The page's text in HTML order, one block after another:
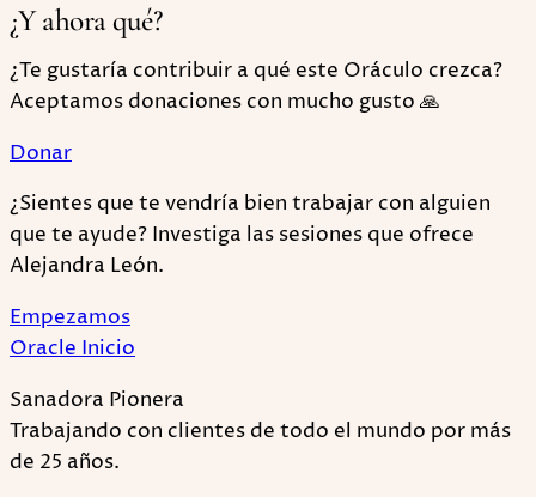
¿Y ahora qué?
¿Te gustaría contribuir a qué este Oráculo crezca?
Aceptamos donaciones con mucho gusto 🙏
Donar
¿Sientes que te vendría bien trabajar con alguien
que te ayude? Investiga las sesiones que ofrece
Alejandra León.
Empezamos
Oracle Inicio
Sanadora Pionera
Trabajando con clientes de todo el mundo por más
de 25 años.